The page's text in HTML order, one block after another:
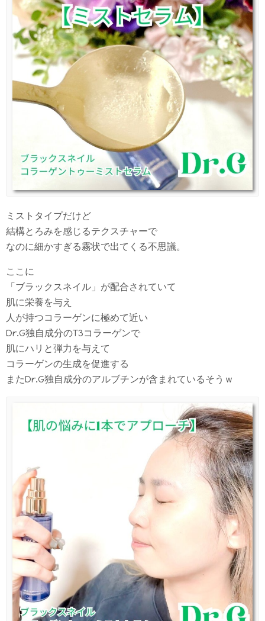
ミストタイプだけど
結構とろみを感じるテクスチャーで
なのに細かすぎる霧状で出てくる不思議。
ここに
「ブラックスネイル」が配合されていて
肌に栄養を与え
人が持つコラーゲンに極めて近い
Dr.G独自成分のT3コラーゲンで
肌にハリと弾力を与えて
コラーゲンの生成を促進する
またDr.G独自成分のアルブチンが含まれているそうｗ